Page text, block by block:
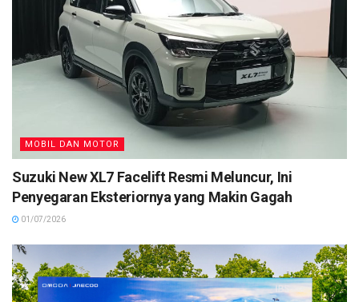
MOBIL DAN MOTOR
Suzuki New XL7 Facelift Resmi Meluncur, Ini
Penyegaran Eksteriornya yang Makin Gagah
01/07/2026